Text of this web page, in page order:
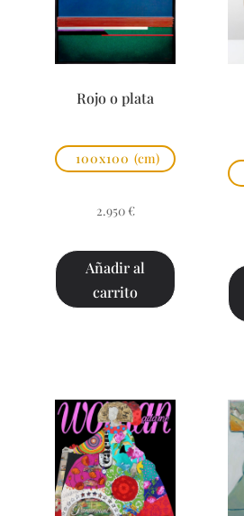
Rojo o plata
100x100 (cm)
2.950 €
Añadir al
carrito